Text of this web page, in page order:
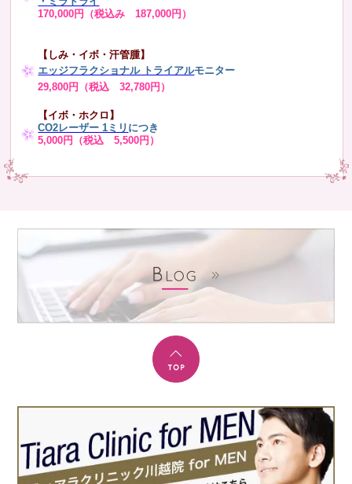
170,000円（税込み 187,000円）
【しみ・イボ・汗管腫】
エッジフラクショナル トライアルモニター
29,800円（税込 32,780円）
【イボ・ホクロ】
CO2レーザー 1ミリ につき
5,000円（税込 5,500円）